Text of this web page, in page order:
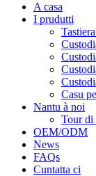
A casa
I prudutti
Casu
Nantu à noi
Tour di
OEM/ODM
News
FAQs
Cuntatta ci